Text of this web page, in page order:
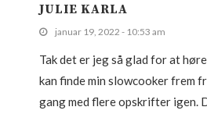
JULIE KARLA
januar 19, 2022 - 10:53 am
Tak det er jeg så glad for at
kan finde min slowcooker frem
gang med flere opskrifter igen.